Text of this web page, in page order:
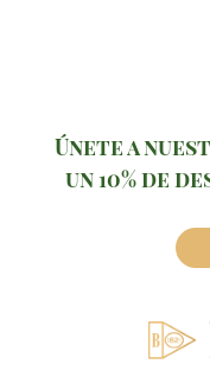
Únete a
un 10% de